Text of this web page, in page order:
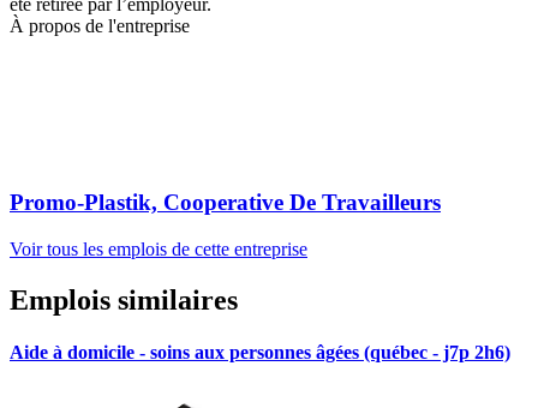
À propos de l'entreprise
Promo-Plastik, Cooperative De Travailleurs
Voir tous les emplois de cette entreprise
Emplois similaires
Aide à domicile - soins aux personnes âgées (québec - j7p 2h6)